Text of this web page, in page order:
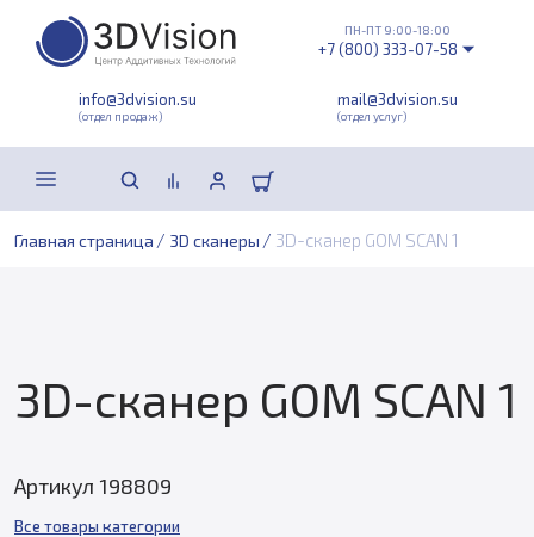
info@3dvision.su
(отдел продаж)
mail@3dvision.su
(отдел услуг)
ПН-ПТ 9:00-18:00
+7 (800) 333-07-58
Главная страница / 3D сканеры / 3D-сканер GOM SCAN 1
3D-сканер GOM SCAN 1
Артикул 198809
Все товары категории